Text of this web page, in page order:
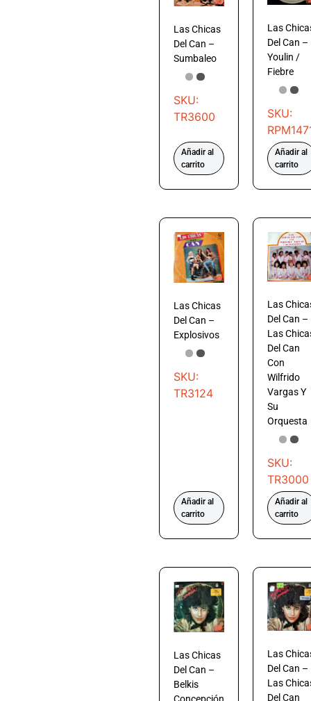
Las Chicas
Del Can –
Sumbaleo
SKU:
TR3600
Añadir al
carrito
Las
Del Can –
Youlin /
Fiebre
SKU:
Añadir al
carrito
Las Chicas
Del Can –
Explosivos
SKU:
TR3124
Añadir al
carrito
Las
Del Can –
Las
Del Can
Con
Wilfrido
Vargas Y
Su
Orquesta
SKU:
TR3000
Añadir al
carrito
Las Chicas
Del Can –
Belkis
Concepción
Las
Del Can –
Las
Del Can